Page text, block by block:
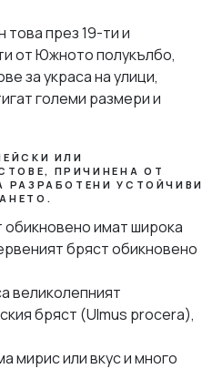
ИЛИ
ПРИЧИНЕНА ОТ
УСТОЙЧИВИ
имат широка
бряст обикновено
великолепният
бряст (Ulmus procera),
мирис или вкус и много
през 19-ти и
от Южното полукълбо,
за украса на улици,
големи размери и